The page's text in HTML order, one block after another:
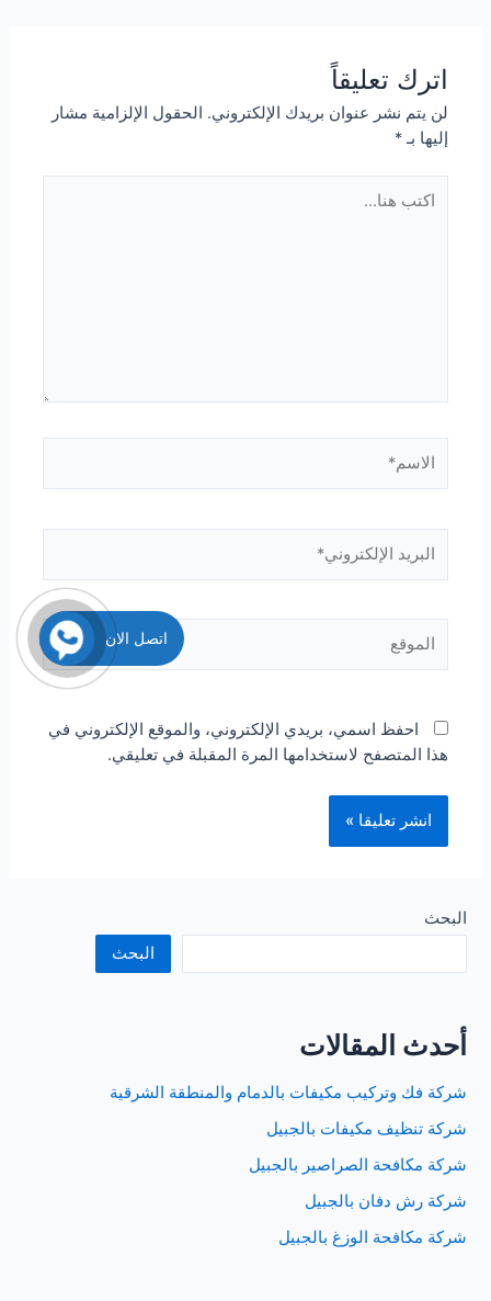
اترك تعليقاً
لن يتم نشر عنوان بريدك الإلكتروني. الحقول الإلزامية مشار
إليها بـ*
هنا...
الإلكتروني*
احفظ اسمي، بريدي الإلكتروني، والموقع الإلكتروني في
هذا المتصفح لاستخدامها المرة المقبلة في تعليقي.
البحث
البحث
أحدث المقالات
شركة فك وتركيب مكيفات بالدمام والمنطقة الشرقية
شركة تنظيف مكيفات بالجبيل
شركة مكافحة الصراصير بالجبيل
شركة رش دفان بالجبيل
شركة مكافحة الوزغ بالجبيل
اتصل الان